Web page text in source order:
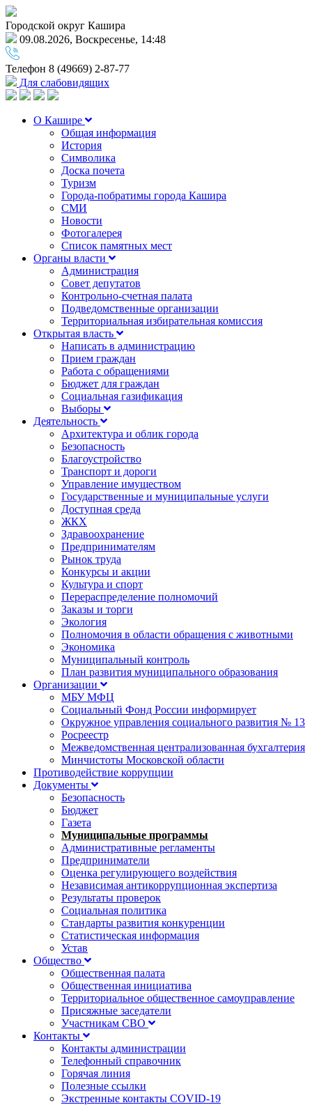
Городской округ Кашира
09.08.2026, Воскресенье, 14:48
Телефон 8 (49669) 2-87-77
Для слабовидящих
О Кашире
Общая информация
История
Символика
Доска почета
Туризм
Города-побратимы города Кашира
СМИ
Новости
Фотогалерея
Список памятных мест
Органы власти
Администрация
Совет депутатов
Контрольно-счетная палата
Подведомственные организации
Территориальная избирательная комиссия
Открытая власть
Написать в администрацию
Прием граждан
Работа с обращениями
Бюджет для граждан
Социальная газификация
Выборы
Деятельность
Архитектура и облик города
Безопасность
Благоустройство
Транспорт и дороги
Управление имуществом
Государственные и муниципальные услуги
Доступная среда
ЖКХ
Здравоохранение
Предпринимателям
Рынок труда
Конкурсы и акции
Культура и спорт
Перераспределение полномочий
Заказы и торги
Экология
Полномочия в области обращения с животными
Экономика
Муниципальный контроль
План развития муниципального образования
Организации
МБУ МФЦ
Социальный Фонд России информирует
Окружное управления социального развития № 13
Росреестр
Межведомственная централизованная бухгалтерия
Минчистоты Московской области
Противодействие коррупции
Документы
Безопасность
Бюджет
Газета
Муниципальные программы
Административные регламенты
Предприниматели
Оценка регулирующего воздействия
Независимая антикоррупционная экспертиза
Результаты проверок
Социальная политика
Стандарты развития конкуренции
Статистическая информация
Устав
Общество
Общественная палата
Общественная инициатива
Территориальное общественное самоуправление
Присяжные заседатели
Участникам СВО
Контакты
Контакты администрации
Телефонный справочник
Горячая линия
Полезные ссылки
Экстренные контакты COVID-19